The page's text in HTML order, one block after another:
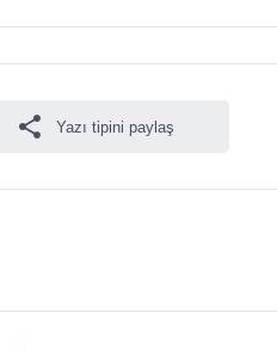
Yazı tipini paylaş